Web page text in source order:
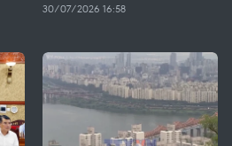
30/07/2026 16:58